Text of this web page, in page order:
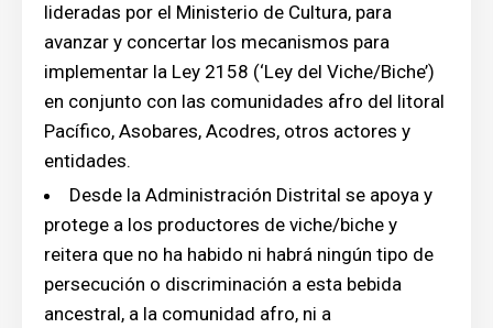
lideradas por el Ministerio de Cultura, para
avanzar y concertar los mecanismos para
implementar la Ley 2158 (‘Ley del Viche/Biche’)
en conjunto con las comunidades afro del litoral
Pacífico, Asobares, Acodres, otros actores y
entidades.
Desde la Administración Distrital se apoya y
protege a los productores de viche/biche y
reitera que no ha habido ni habrá ningún tipo de
persecución o discriminación a esta bebida
ancestral, a la comunidad afro, ni a